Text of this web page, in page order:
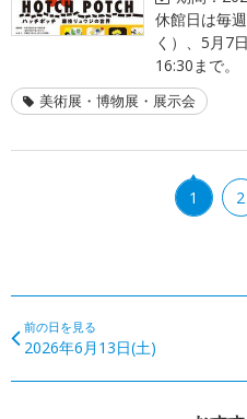
休館日は毎
く）、5月7
16:30まで。
美術展・博物展・展示会
1 2
前の日を見る
2026年6月13日(土)